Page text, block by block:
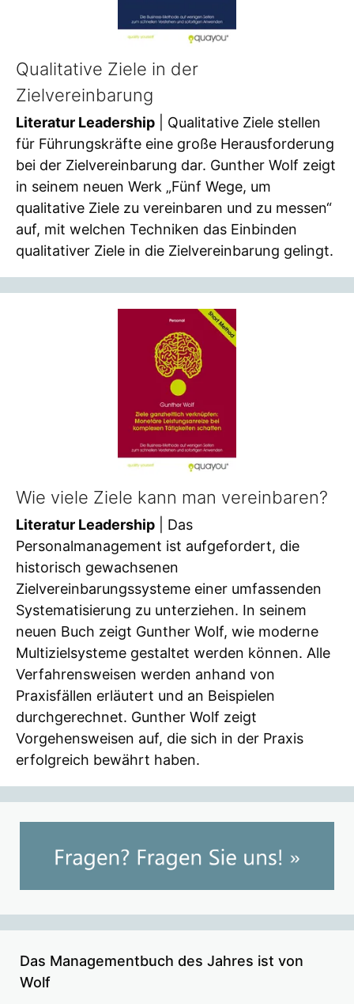
Qualitative Ziele in der
Zielvereinbarung
Literatur Leadership | Qualitative Ziele stellen
für Führungskräfte eine große Herausforderung
bei der Zielvereinbarung dar. Gunther Wolf zeigt
in seinem neuen Werk „Fünf Wege, um
qualitative Ziele zu vereinbaren und zu messen“
auf, mit welchen Techniken das Einbinden
qualitativer Ziele in die Zielvereinbarung gelingt.
Wie viele Ziele kann man vereinbaren?
Literatur Leadership | Das
Personalmanagement ist aufgefordert, die
historisch gewachsenen
Zielvereinbarungssysteme einer umfassenden
Systematisierung zu unterziehen. In seinem
neuen Buch zeigt Gunther Wolf, wie moderne
Multizielsysteme gestaltet werden können. Alle
Verfahrensweisen werden anhand von
Praxisfällen erläutert und an Beispielen
durchgerechnet. Gunther Wolf zeigt
Vorgehensweisen auf, die sich in der Praxis
erfolgreich bewährt haben.
Das Managementbuch des Jahres ist von
Wolf